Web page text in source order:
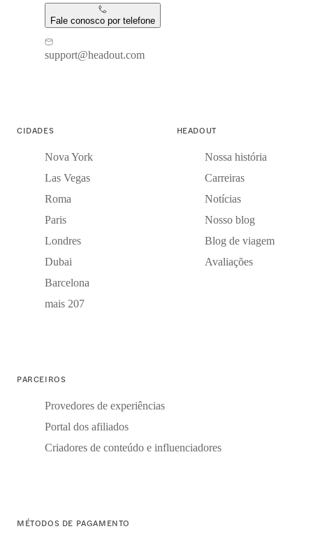
Fale conosco por telefone
support@headout.com
CIDADES
Nova York
Las Vegas
Roma
Paris
Londres
Dubai
Barcelona
mais 207
HEADOUT
Nossa história
Carreiras
Notícias
Nosso blog
Blog de viagem
Avaliações
PARCEIROS
Provedores de experiências
Portal dos afiliados
Criadores de conteúdo e influenciadores
MÉTODOS DE PAGAMENTO